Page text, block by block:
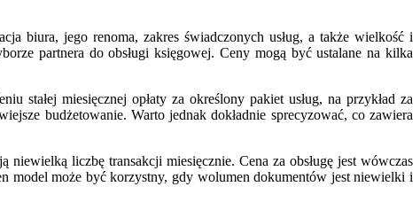
biura, jego renoma, zakres świadczonych usług, a także wielkość i
partnera do obsługi księgowej. Ceny mogą być ustalane na kilka
stałej miesięcznej opłaty za określony pakiet usług, na przykład za
budżetowanie. Warto jednak dokładnie sprecyzować, co zawiera
liczbę transakcji miesięcznie. Cena za obsługę jest wówczas
model może być korzystny, gdy wolumen dokumentów jest niewielki i